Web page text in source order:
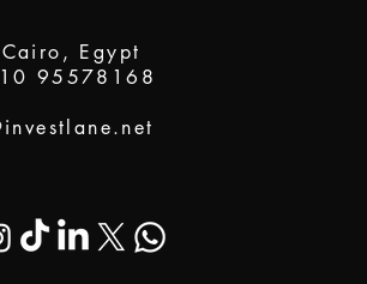
Egypt
95578168